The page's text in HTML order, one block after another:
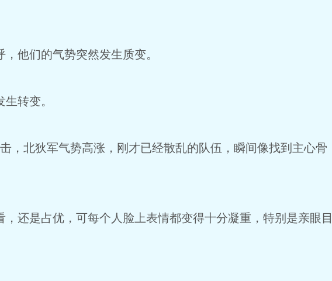
他们的气势突然发生质变。
转变。
，北狄军气势高涨，刚才已经散乱的队伍，瞬间像找到主心骨
，还是占优，可每个人脸上表情都变得十分凝重，特别是亲眼